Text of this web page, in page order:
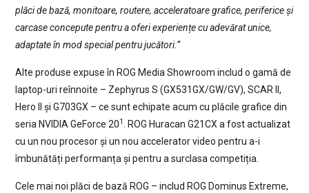
plăci de bază, monitoare, routere, acceleratoare grafice, periferice și
carcase concepute pentru a oferi experiențe cu adevărat unice,
adaptate în mod special pentru jucători.”
Alte produse expuse în ROG Media Showroom includ o gamă de
laptop-uri reînnoite – Zephyrus S (GX531GX/GW/GV), SCAR II,
Hero II și G703GX – ce sunt echipate acum cu plăcile grafice din
seria NVIDIA GeForce 201. ROG Huracan G21CX a fost actualizat
cu un nou procesor și un nou accelerator video pentru a-i
îmbunătăți performanța și pentru a surclasa competiția.
Cele mai noi plăci de bază ROG – includ ROG Dominus Extreme,